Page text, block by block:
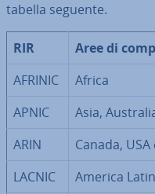
tabella seguente.
RIR
Aree di
AFRINIC
Africa
APNIC
Asia,
ARIN
Canada,
LACNIC
America